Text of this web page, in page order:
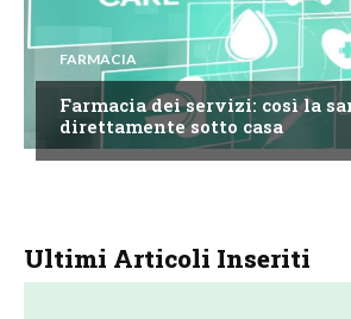
FARMACIA
Farmacia dei servizi: così la
direttamente sotto casa
Ultimi Articoli Inseriti